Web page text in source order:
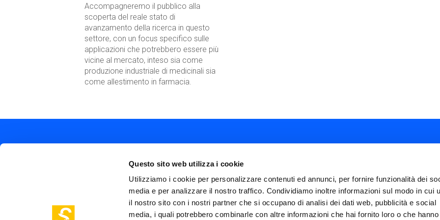
Questo sito web utilizza i cookie
Utilizziamo i cookie per personalizzare contenuti ed annunci, per fornire funzionalità dei
media e per analizzare il nostro traffico. Condividiamo inoltre informazioni sul modo in cui
il nostro sito con i nostri partner che si occupano di analisi dei dati web, pubblicità e social
media, i quali potrebbero combinarle con altre informazioni che hai fornito loro o che hanno
Accompagneremo il pubblico alla
scoperta del reale stato di
avanzamento della ricerca in questo
settore, con un focus specifico sulle
applicazioni che potrebbero essere più
vicine al mercato, inteso sia come
produzione industriale di medicinali sia
come allestimento in farmacia.
info@steptothefuture.it
+39 02 33 020 088
Social
menu